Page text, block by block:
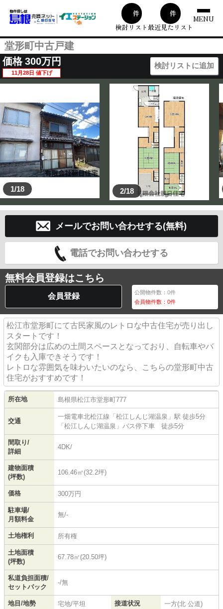
00件
検討リスト
件
最近見たリスト
MENU
堂形町中古戸建
価格 300万円
11月28日 値下げ
検討リストに追加
1/18 2/18
メールでお問い合わせする(無料)
電話でお問い合わせする
無料会員登録はこちら
会員登録 公開物件数：0件
会員物件数：0件
松江市堂形町にて古民家風のレトロな中古住宅が売り出し
スタートです！
玄関部分は広めの土間スペースとなっており、自転車やバ
イクも入庫できそうです！
レトロな雰囲気を味わいたいのなら、こちらの堂形町中古
住宅がおすすめです！
所在地 島根県松江市堂形町777
交通
一畑電車北松江線 「 松江しんじ湖温泉 」駅 徒歩5分
「松江しんじ湖温泉」バス停下車 徒歩5分
間取り/
詳細
4DK/
建物面積
(坪数)
106.46㎡(32.2坪)
価格 300万円
駐車場/
月額料金
無/-
土地権利 所有権
土地面積
(坪数)
67.78㎡(20.50坪)
私道負担面積/
セットバック
-/無
地目/地勢 宅地/平坦 接道状況 一方(北 公道)